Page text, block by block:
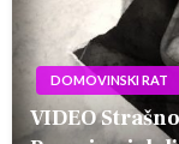
DOMOVINSKI RAT
VIDEO